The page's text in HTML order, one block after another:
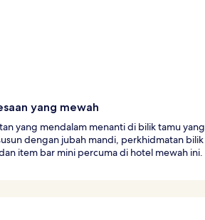
yang mewah
yang mendalam menanti di bilik tamu yang
dengan jubah mandi, perkhidmatan bilik
item bar mini percuma di hotel mewah ini.